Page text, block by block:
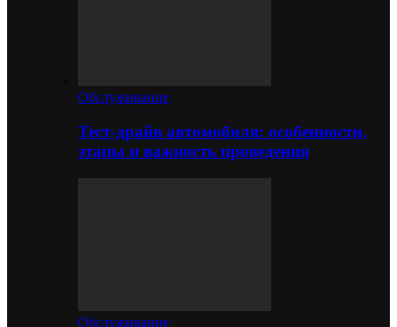
Обслуживание
Тест-драйв автомобиля: особенности,
этапы и важность проведения
Обслуживание